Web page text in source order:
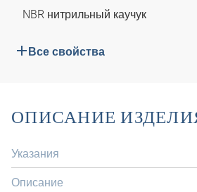
NBR нитрильный каучук
Все свойства
ОПИСАНИЕ
Указания
Описание